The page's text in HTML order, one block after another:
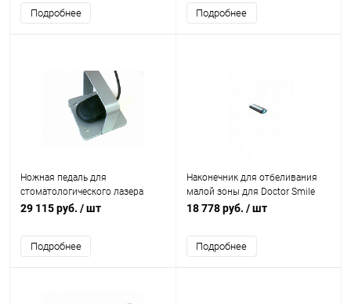
Подробнее Подробнее
Ножная педаль для
стоматологического лазера
Doctor Smile Wiser
29 115 руб. / шт
Подробнее
Наконечник для отбеливания
малой зоны для Doctor Smile
18 778 руб. / шт
Подробнее